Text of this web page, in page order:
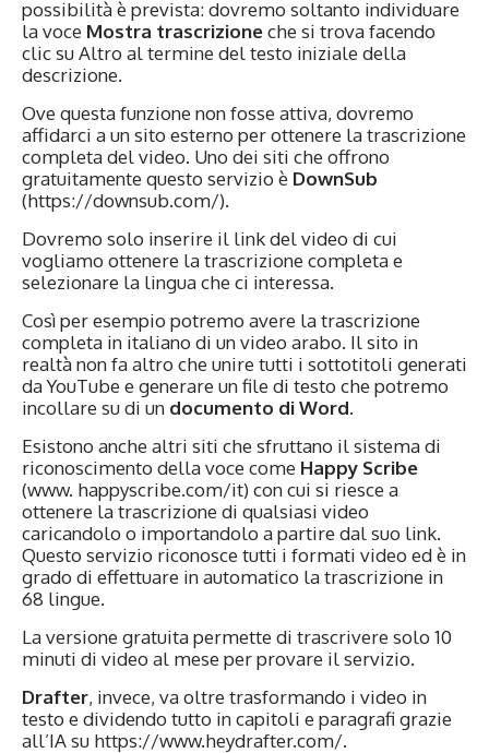
possibilità è prevista: dovremo soltanto individuare
la voce Mostra trascrizioneche si trova facendo
clic su Altro al termine del testo iniziale della
descrizione.
Ove questa funzione non fosse attiva, dovremo
affidarci a un sito esterno per ottenere la trascrizione
completa del video. Uno dei siti che offrono
gratuitamente questo servizio è DownSub
(https://downsub.com/).
Dovremo solo inserire il link del video di cui
vogliamo ottenere la trascrizione completa e
selezionare la lingua che ci interessa.
Così per esempio potremo avere la trascrizione
completa in italiano di un video arabo. Il sito in
realtà non fa altro che unire tutti i sottotitoli generati
da YouTube e generare un file di testo che potremo
incollare su di un documento di Word.
Esistono anche altri siti che sfruttano il sistema di
riconoscimento della voce come Happy Scribe
(www. happyscribe.com/it) con cui si riesce a
ottenere la trascrizione di qualsiasi video
caricandolo o importandolo a partire dal suo link.
Questo servizio riconosce tutti i formati video ed è in
grado di effettuare in automatico la trascrizione in
68 lingue.
La versione gratuita permette di trascrivere solo 10
minuti di video al mese per provare il servizio.
Drafter, invece, va oltre trasformando i video in
testo e dividendo tutto in capitoli e paragrafi grazie
all’IA su https://www.heydrafter.com/.